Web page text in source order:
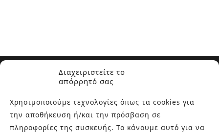
Διαχειριστείτε το
απόρρητό σας
Χρησιμοποιούμε τεχνολογίες όπως τα cookies για
την αποθήκευση ή/και την πρόσβαση σε
πληροφορίες της συσκευής. Το κάνουμε αυτό για να
ΣΧΕΤΙΚΑ ΜΕ ΕΜΑΣ